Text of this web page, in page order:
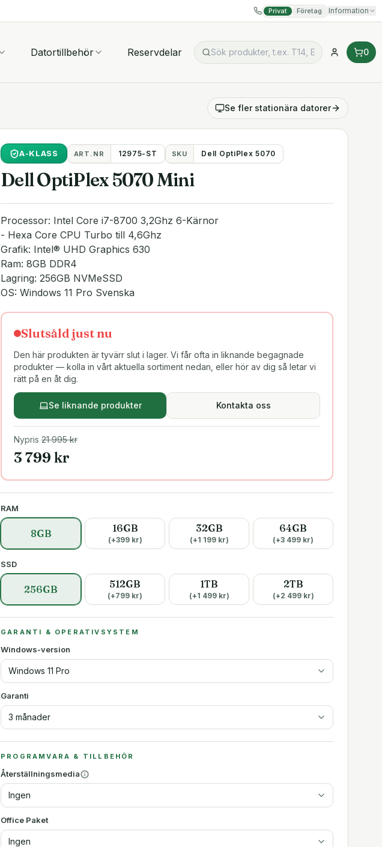
Privat Företag Information
Datortillbehör Reservdelar 0
Se fler stationära datorer
A-KLASS ART.NR 12975-ST SKU Dell OptiPlex 5070
Dell OptiPlex 5070 Mini
Processor: Intel Core i7-8700 3,2Ghz 6-Kärnor
- Hexa Core CPU Turbo till 4,6Ghz
Grafik: Intel® UHD Graphics 630
Ram: 8GB DDR4
Lagring: 256GB NVMeSSD
OS: Windows 11 Pro Svenska
Slutsåld just nu
Den här produkten är tyvärr slut i lager. Vi får ofta in liknande begagnade
produkter — kolla in vårt aktuella sortiment nedan, eller hör av dig så letar vi
rätt på en åt dig.
Se liknande produkter Kontakta oss
Nypris 21 995kr
3 799 kr
RAM
8GB 16GB
(+399kr)
32GB
(+1 199kr)
64GB
(+3 499 kr)
SSD
256GB 512GB
(+799 kr)
1TB
(+1 499kr)
2TB
(+2 499kr)
GARANTI & OPERATIVSYSTEM
Windows-version
Windows 11 Pro
Garanti
3 månader
PROGRAMVARA & TILLBEHÖR
Återställningsmedia
Ingen
Office Paket
Ingen